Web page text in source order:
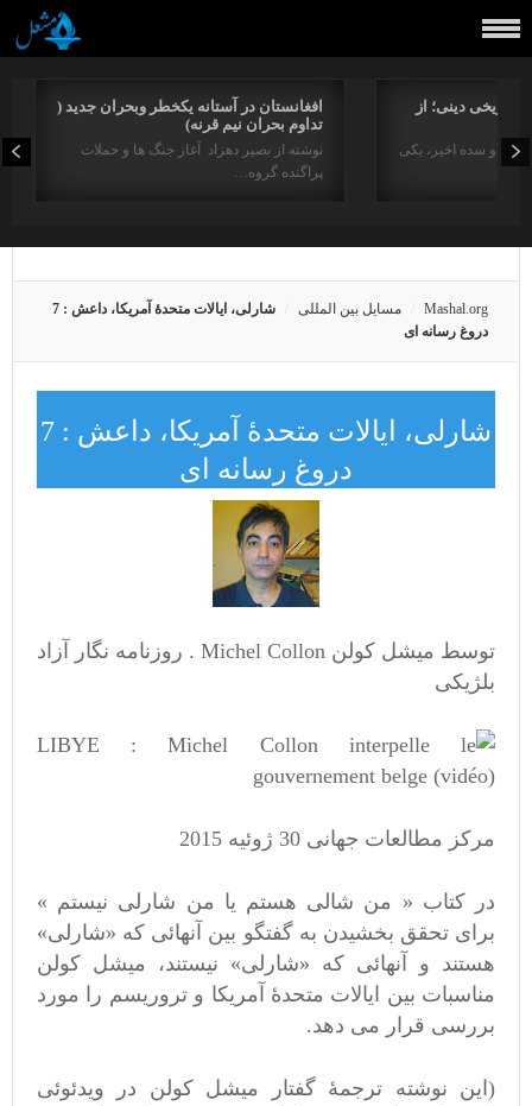
افغانستان در آستانه یکخطر وبحران جدید (
تداوم بحران نیم قرنه)
نوشته از بصیر دهزاد آغاز جنگ ها و حملات
پراگنده گروه…
دینی؛ از
در دو سده اخیر، یکی
Mashal.org مسایل بین المللی
شارلی، ایالات متحدۀ آمریکا، داعش : 7
دروغ رسانه ای
شارلی، ایالات متحدۀ آمریکا، داعش : 7
دروغ رسانه ای
توسط میشل کولن Michel Collon . روزنامه نگار آزاد
بلژیکی
مرکز مطالعات جهانی 30 ژوئیه 2015
در کتاب « من شالی هستم یا من شارلی نیستم »
برای تحقق بخشیدن به گفتگو بین آنهائی که «شارلی»
هستند و آنهائی که «شارلی» نیستند، میشل کولن
مناسبات بین ایالات متحدۀ آمریکا و تروریسم را مورد
بررسی قرار می دهد.
(این نوشته ترجمۀ گفتار میشل کولن در ویدئوئی